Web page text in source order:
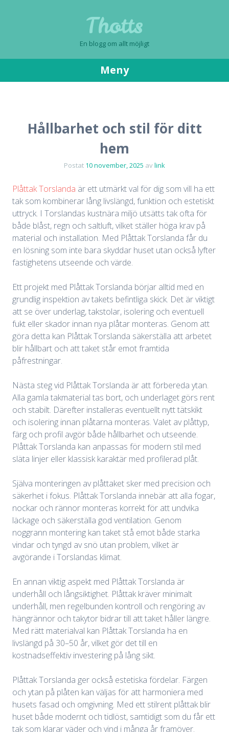
Thotts
En blogg om allt möjligt
Meny
Hållbarhet och stil för ditt
hem
Postat 10 november, 2025 avlink
Plåttak Torslanda är ett utmärkt val för dig som vill ha ett
tak som kombinerar lång livslängd, funktion och estetiskt
uttryck. I Torslandas kustnära miljö utsätts tak ofta för
både blåst, regn och saltluft, vilket ställer höga krav på
material och installation. Med Plåttak Torslanda får du
en lösning som inte bara skyddar huset utan också lyfter
fastighetens utseende och värde.
Ett projekt med Plåttak Torslanda börjar alltid med en
grundlig inspektion av takets befintliga skick. Det är viktigt
att se över underlag, takstolar, isolering och eventuell
fukt eller skador innan nya plåtar monteras. Genom att
göra detta kan Plåttak Torslanda säkerställa att arbetet
blir hållbart och att taket står emot framtida
påfrestningar.
Nästa steg vid Plåttak Torslanda är att förbereda ytan.
Alla gamla takmaterial tas bort, och underlaget görs rent
och stabilt. Därefter installeras eventuellt nytt tätskikt
och isolering innan plåtarna monteras. Valet av plåttyp,
färg och profil avgör både hållbarhet och utseende.
Plåttak Torslanda kan anpassas för modern stil med
släta linjer eller klassisk karaktär med profilerad plåt.
Själva monteringen av plåttaket sker med precision och
säkerhet i fokus. Plåttak Torslanda innebär att alla fogar,
nockar och rännor monteras korrekt för att undvika
läckage och säkerställa god ventilation. Genom
noggrann montering kan taket stå emot både starka
vindar och tyngd av snö utan problem, vilket är
avgörande i Torslandas klimat.
En annan viktig aspekt med Plåttak Torslanda är
underhåll och långsiktighet. Plåttak kräver minimalt
underhåll, men regelbunden kontroll och rengöring av
hängrännor och takytor bidrar till att taket håller längre.
Med rätt materialval kan Plåttak Torslanda ha en
livslängd på 30–50 år, vilket gör det till en
kostnadseffektiv investering på lång sikt.
Plåttak Torslanda ger också estetiska fördelar. Färgen
och ytan på plåten kan väljas för att harmoniera med
husets fasad och omgivning. Med ett stilrent plåttak blir
huset både modernt och tidlöst, samtidigt som du får ett
tak som klarar väder och vind i många år framöver.